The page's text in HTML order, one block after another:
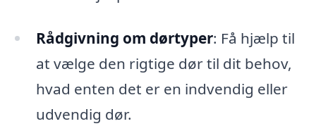
Rådgivning om dørtyper: Få hjælp til
at vælge den rigtige dør til dit behov,
hvad enten det er en indvendig eller
udvendig dør.